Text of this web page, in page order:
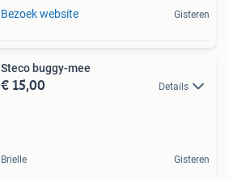
Bezoek website Gisteren
Steco buggy-mee
€ 15,00 Details
Brielle Gisteren